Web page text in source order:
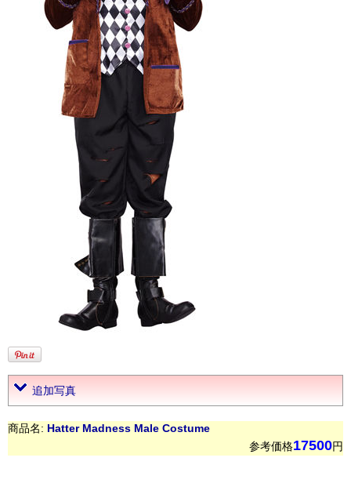
追加写真
商品名: Hatter Madness Male Costume
参考価格17500円